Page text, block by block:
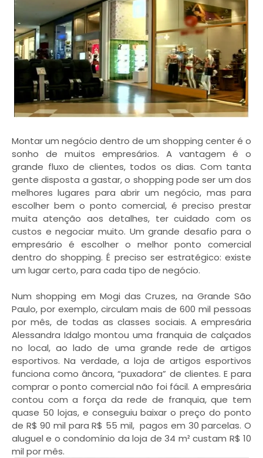
Montar um negócio dentro de um shopping center é o
sonho de muitos empresários. A vantagem é o
grande fluxo de clientes, todos os dias. Com tanta
gente disposta a gastar, o shopping pode ser um dos
melhores lugares para abrir um negócio, mas para
escolher bem o ponto comercial, é preciso prestar
muita atenção aos detalhes, ter cuidado com os
custos e negociar muito. Um grande desafio para o
empresário é escolher o melhor ponto comercial
dentro do shopping. É preciso ser estratégico: existe
um lugar certo, para cada tipo de negócio.
Num shopping em Mogi das Cruzes, na Grande São
Paulo, por exemplo, circulam mais de 600 mil pessoas
por mês, de todas as classes sociais. A empresária
Alessandra Idalgo montou uma franquia de calçados
no local, ao lado de uma grande rede de artigos
esportivos. Na verdade, a loja de artigos esportivos
funciona como âncora, “puxadora” de clientes. E para
comprar o ponto comercial não foi fácil. A empresária
contou com a força da rede de franquia, que tem
quase 50 lojas, e conseguiu baixar o preço do ponto
de R$ 90 mil para R$ 55 mil, pagos em 30 parcelas. O
aluguel e o condomínio da loja de 34 m² custam R$ 10
mil por mês.